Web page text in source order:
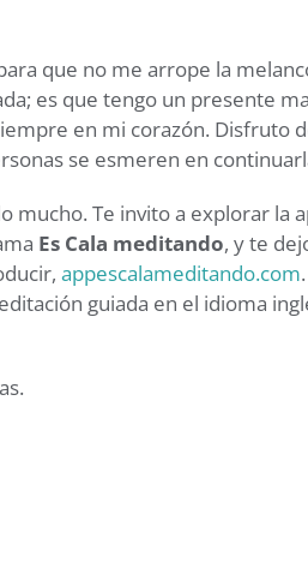
que no me arrope la
es que tengo un presente
en mi corazón. Disfruto
se esmeren en
mucho. Te invito a explorar la
Es Cala meditando, y te
appescalameditando.com
guiada en el idioma